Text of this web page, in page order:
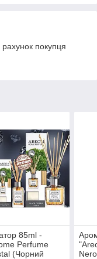
покупця
85ml -
Perfume
(Чорний